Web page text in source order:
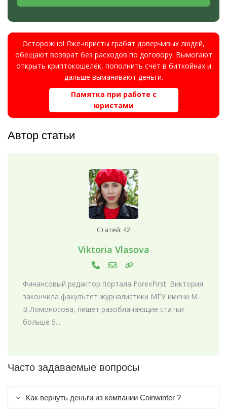
Осторожно! Лже-юристы грабят доверчивых людей,
обещают возврат без расходов по договору. Вымогают
открыть криптокошелёк, пополнить счёт в биткойнах и
дальше выманивают деньги.
Памятка при работе с
юристами
Автор статьи
Статей: 42
Viktoria Vlasova
Финансовый редактор портала ForexFirst. Виктория
закончила факультет журналистики МГУ имени М.
В Ломоносова, пишет разоблачающие статьи
больше 5...
Часто задаваемые вопросы
Как вернуть деньги из компании Coinwinter ?